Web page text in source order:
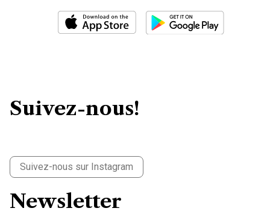
Suivez-nous!
Suivez-nous sur Instagram
Newsletter